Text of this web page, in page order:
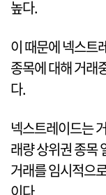
높다.
이 때문에 넥스트
종목에 대해 거래
다.
넥스트레이드는
래량 상위권 종목
거래를 임시적으